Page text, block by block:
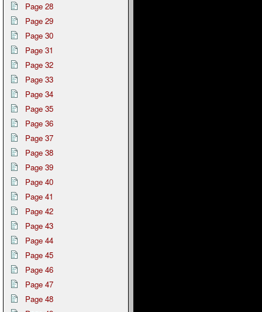
Page 28
Page 29
Page 30
Page 31
Page 32
Page 33
Page 34
Page 35
Page 36
Page 37
Page 38
Page 39
Page 40
Page 41
Page 42
Page 43
Page 44
Page 45
Page 46
Page 47
Page 48